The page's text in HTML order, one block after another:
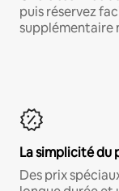
puis réservez
supplémentaire
La simplicité du
Des prix